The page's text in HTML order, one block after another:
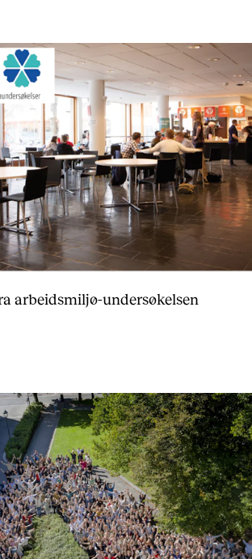
arbeidsmiljø-undersøkelsen